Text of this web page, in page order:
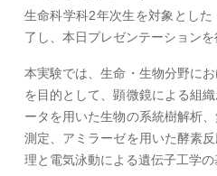
生命科学科2年次生を対象とし
了し、本日プレゼンテーションを
本実験では、生命・生物分野に
を目的として、顕微鏡による組
ータを用いた生物の系統樹解析
測定、アミラーゼを用いた酵素
理と電気泳動による遺伝子工学の